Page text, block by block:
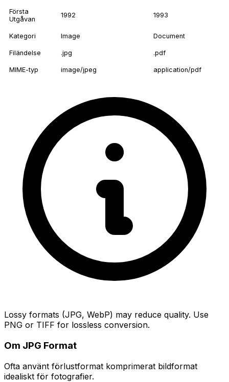
Första
Utgåvan
1992 1993
Kategori Image Document
Filändelse .jpg .pdf
MIME-typ image/jpeg application/pdf
Lossy formats (JPG, WebP) may reduce quality. Use
PNG or TIFF for lossless conversion.
Om JPG Format
Ofta använt förlustformat komprimerat bildformat
idealiskt för fotografier.